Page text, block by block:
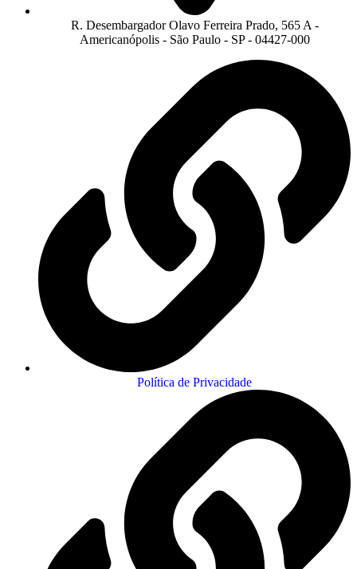
R. Desembargador Olavo Ferreira Prado, 565 A -
Americanópolis - São Paulo - SP - 04427-000
Política de Privacidade